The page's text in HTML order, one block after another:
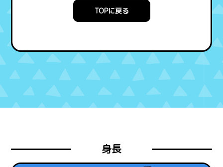
TOPに戻る
身長